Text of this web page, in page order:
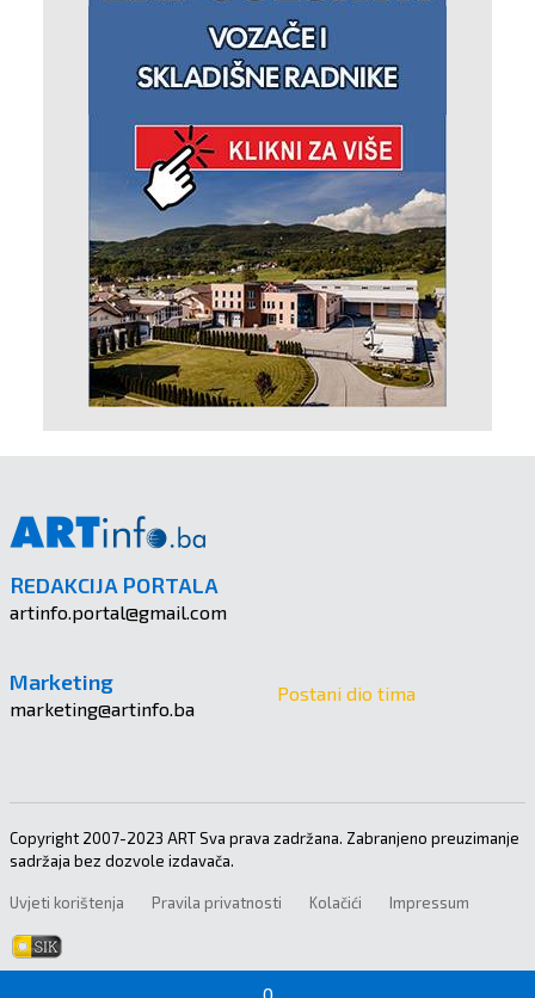
REDAKCIJA PORTALA
artinfo.portal@gmail.com
Marketing
marketing@artinfo.ba
Postani dio tima
Copyright 2007-2023 ART Sva prava zadržana. Zabranjeno preuzimanje
sadržaja bez dozvole izdavača.
Uvjeti korištenja Pravila privatnosti Kolačići Impressum